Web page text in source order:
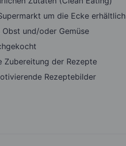
um die Ecke erhältlich
und/oder Gemüse
Zubereitung der Rezepte
Rezeptebilder